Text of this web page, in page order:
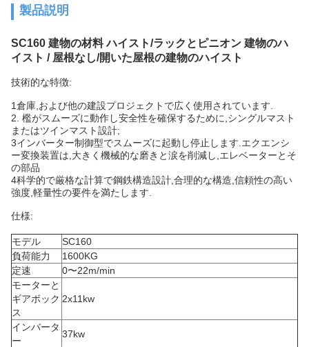
製品説明
SC160 建物の材料 ハイスト/ラックとピニオン 建物のハ
イスト / 屋根なし/開いた屋根の建物のハイスト
技術的な特徴:
1倉庫,および他の建設プロジェクトで広く使用されています.
2. 檻がスムーズに動作し安全性を確保するために,シングルマスト
またはツインマスト設計;
3インバーター制御型でスムーズに起動し停止します. エクエンシ
ー変換装置は,大きく機械的な磨きと涙を削減し,エレベーターとそ
の部品
4科学的で厳格な計算で鋼鉄構造設計,合理的な構造,信頼性の高い
強度,軽量性の要件を満たします.
仕様:
モデル
SC160
負荷能力
1600KG
定速
0〜22m/min
モーターと
ギアボック
ス
2x11kw
インバータ
ー
37kw